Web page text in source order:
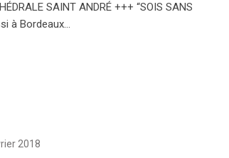
SAINT ANDRÉ +++ “SOIS SANS
à Bordeaux…
2018